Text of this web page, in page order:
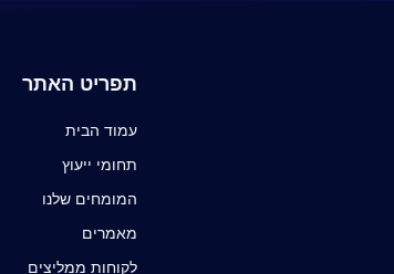
תפריט האתר
עמוד הבית
תחומי ייעוץ
המומחים שלנו
מאמרים
לקוחות ממליצים